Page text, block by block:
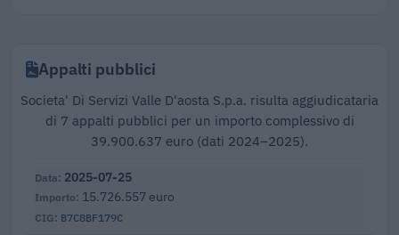
Appalti pubblici
Societa' Di Servizi Valle D'aosta S.p.a. risulta aggiudicataria
di 7 appalti pubblici per un importo complessivo di
39.900.637 euro (dati 2024–2025).
B7C8BF179C
2025-07-25
15.726.557 euro